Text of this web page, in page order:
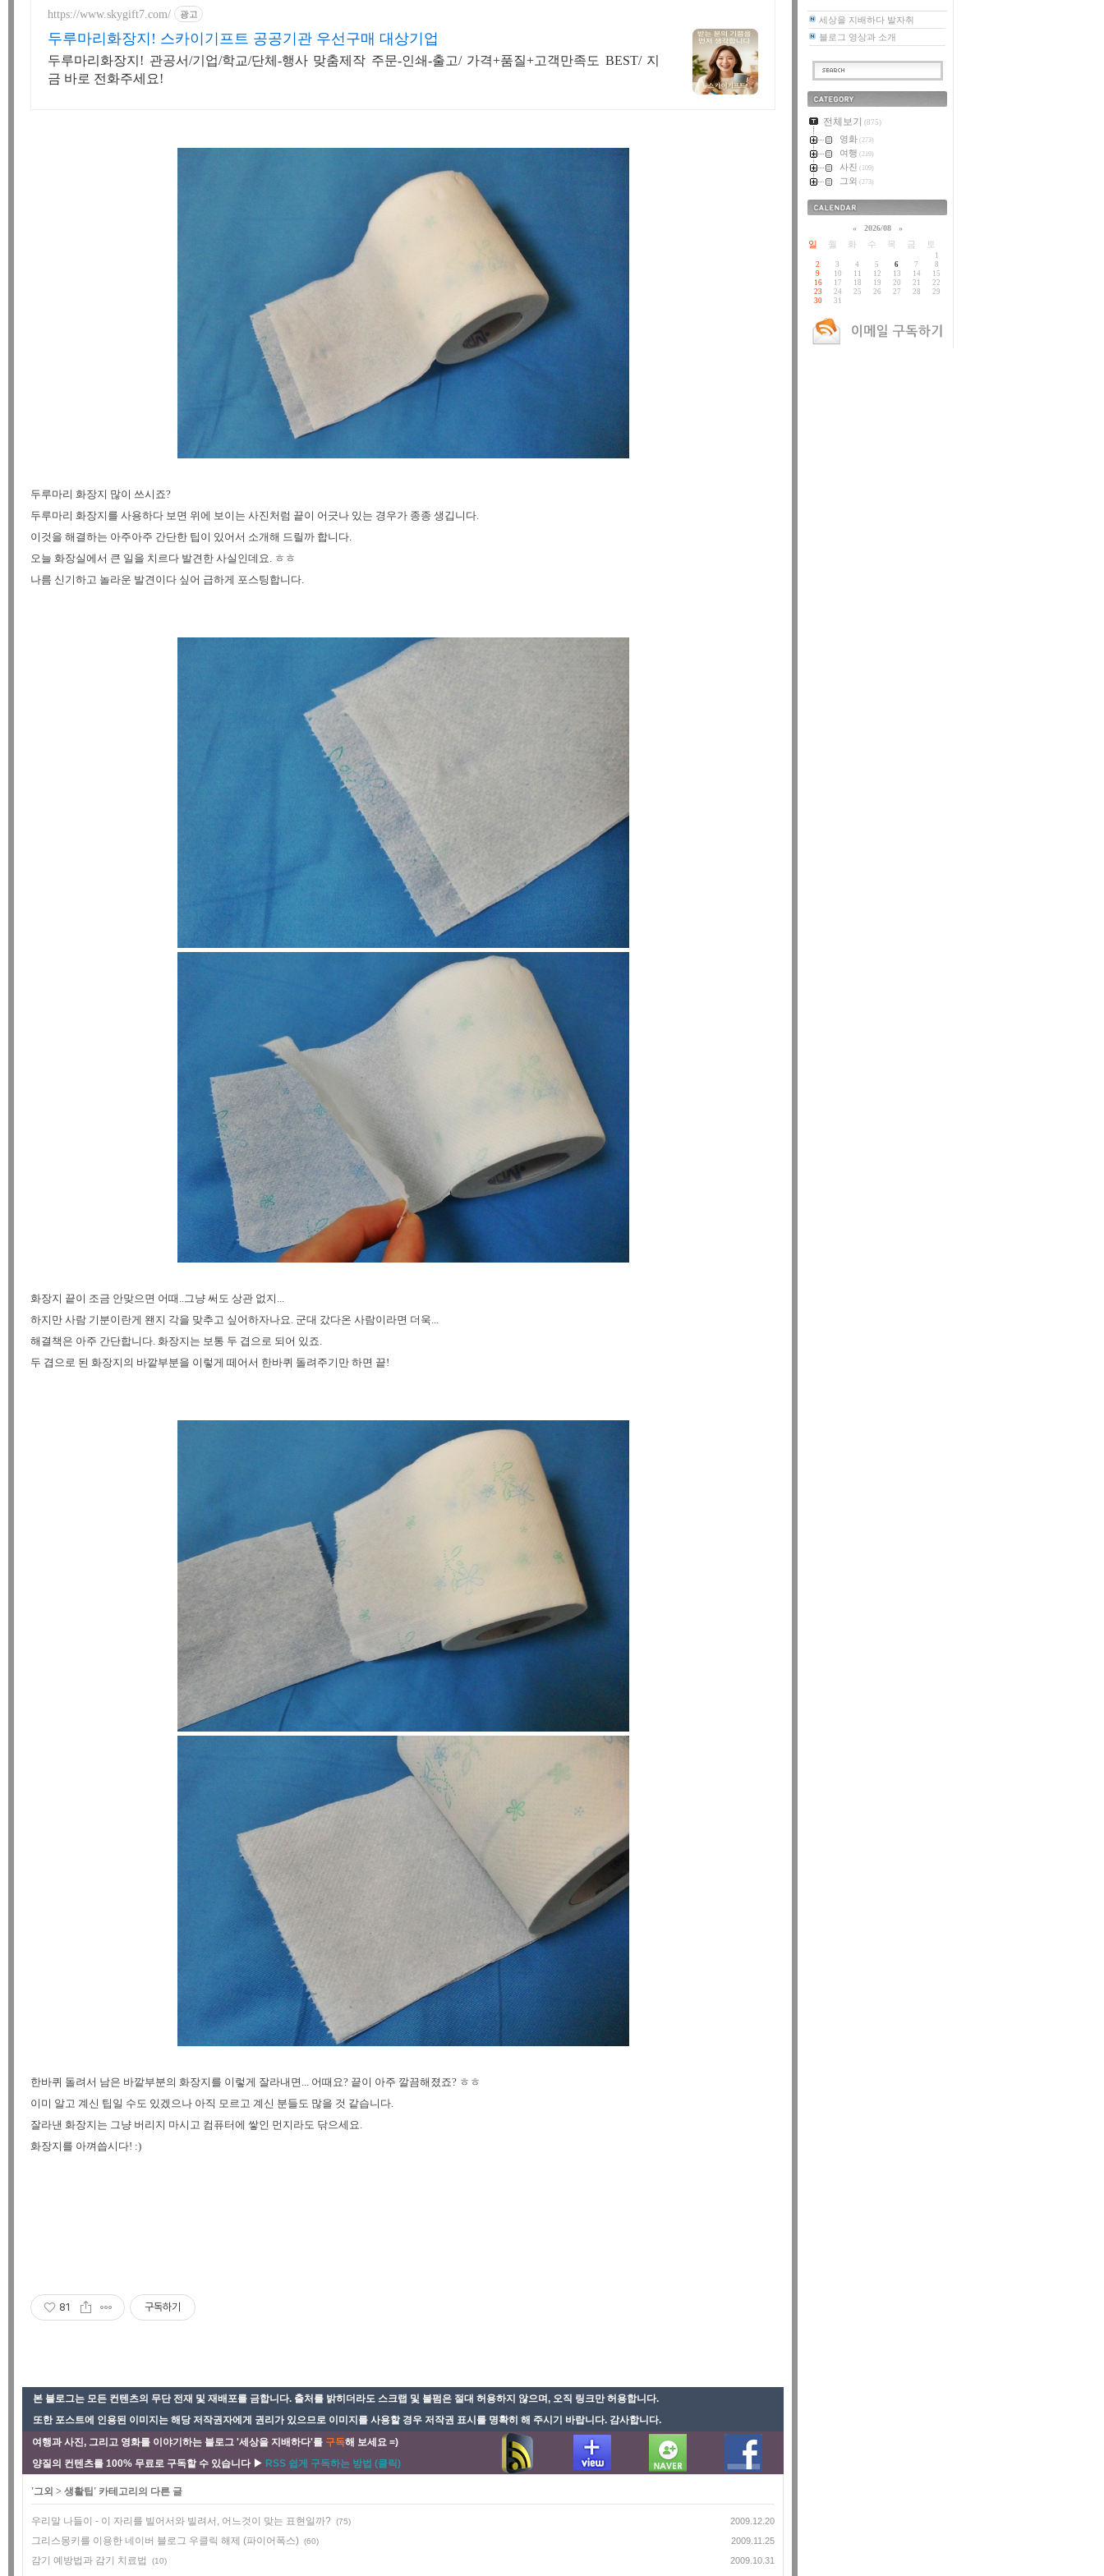
https://www.skygift7.com/ 광고
두루마리화장지! 스카이기프트 공공기관 우선구매 대상기업
두루마리화장지! 관공서/기업/학교/단체-행사 맞춤제작 주문-인쇄-출고/ 가격+품질+고객만족도 BEST/ 지
금 바로 전화주세요!
두루마리 화장지 많이 쓰시죠?
두루마리 화장지를 사용하다 보면 위에 보이는 사진처럼 끝이 어긋나 있는 경우가 종종 생깁니다.
이것을 해결하는 아주아주 간단한 팁이 있어서 소개해 드릴까 합니다.
오늘 화장실에서 큰 일을 치르다 발견한 사실인데요. ㅎㅎ
나름 신기하고 놀라운 발견이다 싶어 급하게 포스팅합니다.
화장지 끝이 조금 안맞으면 어때..그냥 써도 상관 없지...
하지만 사람 기분이란게 왠지 각을 맞추고 싶어하자나요. 군대 갔다온 사람이라면 더욱...
해결책은 아주 간단합니다. 화장지는 보통 두 겹으로 되어 있죠.
두 겹으로 된 화장지의 바깥부분을 이렇게 떼어서 한바퀴 돌려주기만 하면 끝!
한바퀴 돌려서 남은 바깥부분의 화장지를 이렇게 잘라내면... 어때요? 끝이 아주 깔끔해졌죠? ㅎㅎ
이미 알고 계신 팁일 수도 있겠으나 아직 모르고 계신 분들도 많을 것 같습니다.
잘라낸 화장지는 그냥 버리지 마시고 컴퓨터에 쌓인 먼지라도 닦으세요.
화장지를 아껴씁시다! :)
81 구독하기
본 블로그는 모든 컨텐츠의 무단 전재 및 재배포를 금합니다. 출처를 밝히더라도 스크랩 및 불펌은 절대 허용하지 않으며, 오직 링크만 허용합니다.
또한 포스트에 인용된 이미지는 해당 저작권자에게 권리가 있으므로 이미지를 사용할 경우 저작권 표시를 명확히 해 주시기 바랍니다. 감사합니다.
여행과 사진, 그리고 영화를 이야기하는 블로그 '세상을 지배하다'를 구독해 보세요 =)
양질의 컨텐츠를 100% 무료로 구독할 수 있습니다 ▶ RSS 쉽게 구독하는 방법 (클릭)
'그외 > 생활팁' 카테고리의 다른 글
우리말 나들이 - 이 자리를 빌어서와 빌려서, 어느것이 맞는 표현일까? (75) 2009.12.20
그리스몽키를 이용한 네이버 블로그 우클릭 해제 (파이어폭스) (60) 2009.11.25
감기 예방법과 감기 치료법 (10) 2009.10.31
세상을 지배하다 발자취
블로그 영상과 소개
카테고리
전체보기 (875)
영화 (273)
여행 (219)
사진 (109)
그외 (273)
« 2026/08 »
일 월 화 수 목 금 토
1
2
3 4 5 6 7
8
9
10 11 12 13 14
15
16
17 18 19 20 21
22
23
24 25 26 27 28
29
30
31